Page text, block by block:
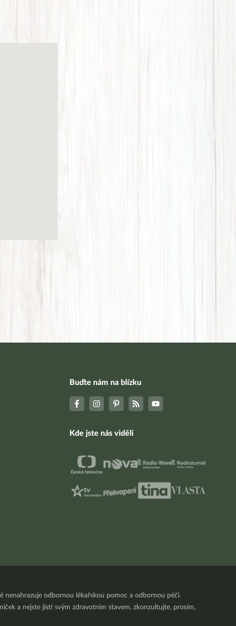
Buďte nám na blízku
Kde jste nás viděli
nenahrazuje odbornou lékařskou pomoc a odbornou péči.
a nejste jistí svým zdravotním stavem, zkonzultujte, prosím,